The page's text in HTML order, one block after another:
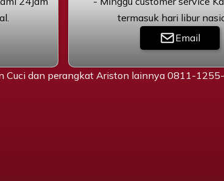
termasuk hari libur
Email
Cuci dan perangkat Ariston lainnya 0811-